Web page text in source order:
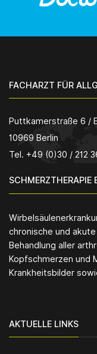
FACHARZT FÜR
Puttkamerstraße 6 /
10969 Berlin
Tel. +49 (0)30 / 212
SCHMERZTHERAPIE
chronische und
Behandlung aller
Kopfschmerzen und
Krankheitsbilder
AKTUELLE LINKS